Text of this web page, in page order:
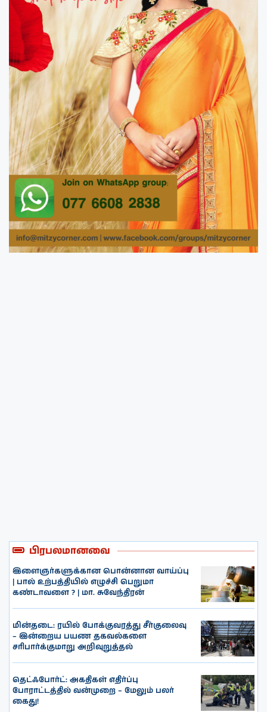
பிரபலமானவை
இளைஞர்களுக்கான பொன்னான வாய்ப்பு
| பால் உற்பத்தியில் எழுச்சி பெறுமா
கண்டாவளை ? | மா. சுவேந்திரன்
மின்தடை: ரயில் போக்குவரத்து சீர்குலைவு
– இன்றைய பயண தகவல்களை
சரிபார்க்குமாறு அறிவுறுத்தல்
தெட்ஃபோர்ட்: அகதிகள் எதிர்ப்பு
போராட்டத்தில் வன்முறை – மேலும் பலர்
கைது!